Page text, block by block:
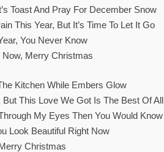
Toast And Pray For December Snow
This Year, But It’s Time To Let It Go
You Never Know
Now, Merry Christmas
Kitchen While Embers Glow
But This Love We Got Is The Best Of All
My Eyes Then You Would Know
Look Beautiful Right Now
Christmas